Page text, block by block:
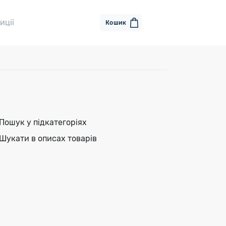
Кошик
Пошук у підкатегоріях
Шукати в описах товарів